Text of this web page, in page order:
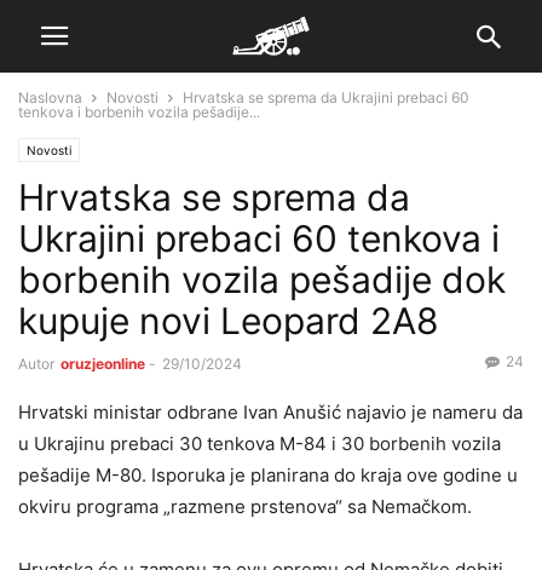
Naslovna Novosti
Hrvatska se sprema da Ukrajini prebaci 60
tenkova i borbenih vozila pešadije...
Novosti
Hrvatska se sprema da
Ukrajini prebaci 60 tenkova i
borbenih vozila pešadije dok
kupuje novi Leopard 2A8
Autor oruzjeonline - 29/10/2024 24
Hrvatski ministar odbrane Ivan Anušić najavio je nameru da
u Ukrajinu prebaci 30 tenkova M-84 i 30 borbenih vozila
pešadije M-80. Isporuka je planirana do kraja ove godine u
okviru programa „razmene prstenova“ sa Nemačkom.